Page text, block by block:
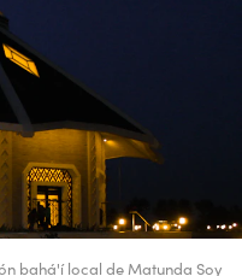
bahá'í local de Matunda Soy